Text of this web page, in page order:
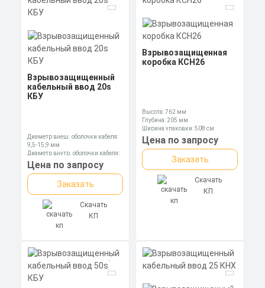
Взрывозащищенный
кабельный ввод 20s
КБУ
Диаметр внеш. оболочки кабеля:
9,5-15,9 мм
Диаметр внутр. оболочки кабеля:
6,1-11,7 мм
Длина: 84,3 мм
Цена по запросу
Заказать
Скачать
КП
Взрывозащищенная
коробка КСН26
Высота: 762 мм
Глубина: 205 мм
Ширина упаковки: 508 см
Цена по запросу
Заказать
Скачать
КП